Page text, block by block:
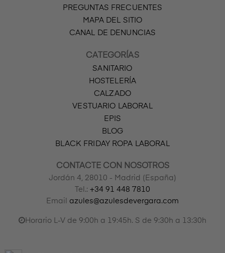
PREGUNTAS FRECUENTES
MAPA DEL SITIO
CANAL DE DENUNCIAS
CATEGORÍAS
SANITARIO
HOSTELERÍA
CALZADO
VESTUARIO LABORAL
EPIS
BLOG
BLACK FRIDAY ROPA LABORAL
CONTACTE CON NOSOTROS
Jordán 4, 28010 - Madrid (España)
Tel.: +34 91 448 7810
Email azules@azulesdevergara.com
Horario L-V de 9:00h a 19:45h. S de 9:30h a 13:30h